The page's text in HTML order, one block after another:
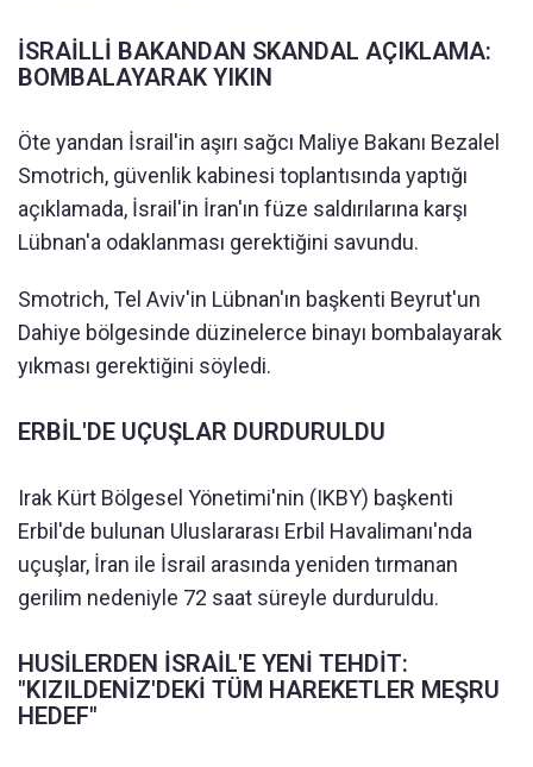
İSRAİLLİ BAKANDAN SKANDAL AÇIKLAMA:
BOMBALAYARAK YIKIN
Öte yandan İsrail'in aşırı sağcı Maliye Bakanı Bezalel
Smotrich, güvenlik kabinesi toplantısında yaptığı
açıklamada, İsrail'in İran'ın füze saldırılarına karşı
Lübnan'a odaklanması gerektiğini savundu.
Smotrich, Tel Aviv'in Lübnan'ın başkenti Beyrut'un
Dahiye bölgesinde düzinelerce binayı bombalayarak
yıkması gerektiğini söyledi.
ERBİL'DE UÇUŞLAR DURDURULDU
Irak Kürt Bölgesel Yönetimi'nin (IKBY) başkenti
Erbil'de bulunan Uluslararası Erbil Havalimanı'nda
uçuşlar, İran ile İsrail arasında yeniden tırmanan
gerilim nedeniyle 72 saat süreyle durduruldu.
HUSİLERDEN İSRAİL'E YENİ TEHDİT:
"KIZILDENİZ'DEKİ TÜM HAREKETLER MEŞRU
HEDEF"